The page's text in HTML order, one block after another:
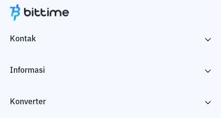
Kontak
Informasi
Konverter